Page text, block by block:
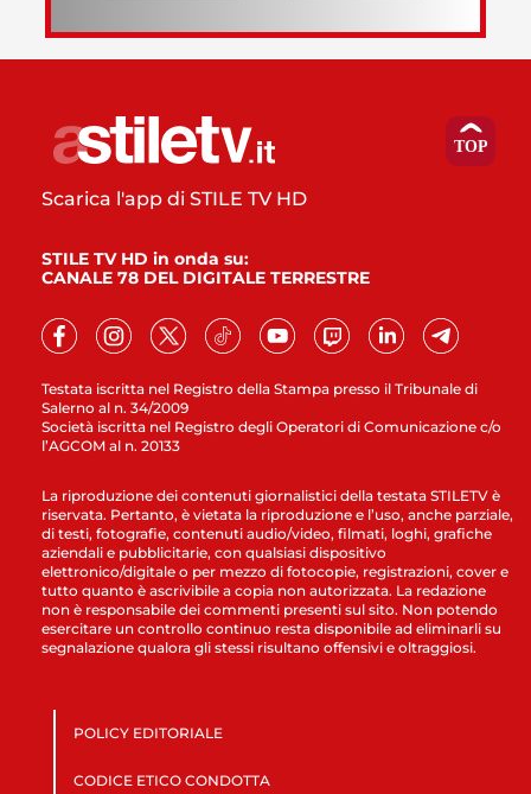
Testata iscritta nel Registro della Stampa presso il Tribunale di
Salerno al n. 34/2009
Società iscritta nel Registro degli Operatori di Comunicazione c/o
l’AGCOM al n. 20133
Scarica l'app di STILE TV HD
STILE TV HD in onda su:
CANALE 78 DEL DIGITALE TERRESTRE
La riproduzione dei contenuti giornalistici della testata STILETV è
riservata. Pertanto, è vietata la riproduzione e l’uso, anche parziale,
di testi, fotografie, contenuti audio/video, filmati, loghi, grafiche
aziendali e pubblicitarie, con qualsiasi dispositivo
elettronico/digitale o per mezzo di fotocopie, registrazioni, cover e
tutto quanto è ascrivibile a copia non autorizzata. La redazione
non è responsabile dei commenti presenti sul sito. Non potendo
esercitare un controllo continuo resta disponibile ad eliminarli su
segnalazione qualora gli stessi risultano offensivi e oltraggiosi.
POLICY EDITORIALE
CODICE ETICO CONDOTTA